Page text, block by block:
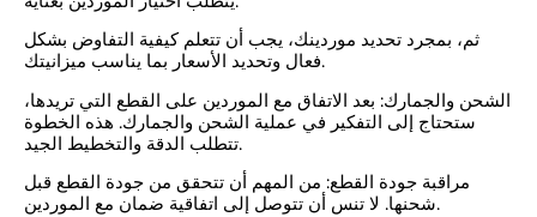
ثم، بمجرد تحديد موردينك، يجب أن تتعلم كيفية التفاوض بشكل
فعال وتحديد الأسعار بما يناسب ميزانيتك.
الشحن والجمارك: بعد الاتفاق مع الموردين على القطع التي تريدها،
ستحتاج إلى التفكير في عملية الشحن والجمارك. هذه الخطوة
تتطلب الدقة والتخطيط الجيد.
مراقبة جودة القطع: من المهم أن تتحقق من جودة القطع قبل
شحنها. لا تنس أن تتوصل إلى اتفاقية ضمان مع الموردين.